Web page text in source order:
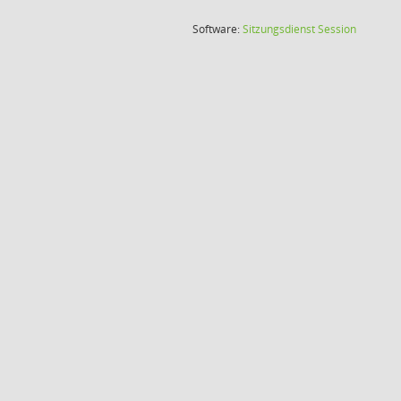
Software:SitzungsdienstSession(Wird in